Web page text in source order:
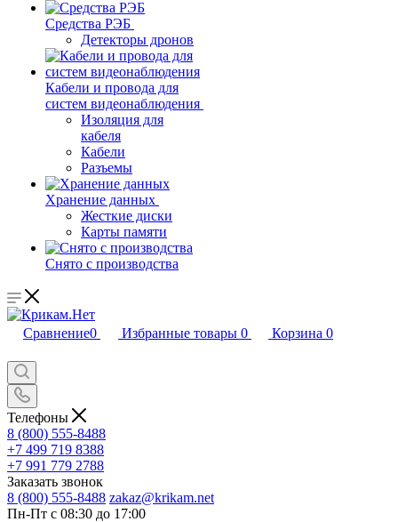
Средства РЭБ
Детекторы дронов
Кабели и провода для
систем видеонаблюдения
Изоляция для
кабеля
Кабели
Разъемы
Хранение данных
Жесткие диски
Карты памяти
Снято с производства
Сравнение0 Избранные товары 0 Корзина 0
Телефоны
8 (800) 555-8488
+7 499 719 8388
+7 991 779 2788
Заказать звонок
8 (800) 555-8488 zakaz@krikam.net
Пн-Пт с 08:30 до 17:00